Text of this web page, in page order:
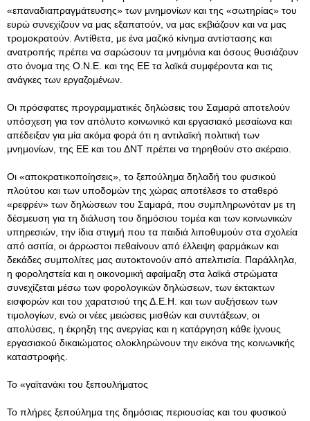
«επαναδιαπραγμάτευσης» των μνημονίων και της «σωτηρίας» του
ευρώ συνεχίζουν να μας εξαπατούν, να μας εκβιάζουν και να μας
τρομοκρατούν. Αντίθετα, με ένα μαζικό κίνημα αντίστασης και
ανατροπής πρέπει να σαρώσουν τα μνημόνια και όσους θυσιάζουν
στο όνομα της Ο.Ν.Ε. και της ΕΕ τα λαϊκά συμφέροντα και τις
ανάγκες των εργαζομένων.
Οι πρόσφατες προγραμματικές δηλώσεις του Σαμαρά αποτελούν
υπόσχεση για τον απόλυτο κοινωνικό και εργασιακό μεσαίωνα και
απέδειξαν για μία ακόμα φορά ότι η αντιλαϊκή πολιτική των
μνημονίων, της ΕΕ και του ΔΝΤ πρέπει να τηρηθούν στο ακέραιο.
Οι «αποκρατικοποίησεις», το ξεπούλημα δηλαδή του φυσικού
πλούτου και των υποδομών της χώρας αποτέλεσε το σταθερό
«ρεφρέν» των δηλώσεων του Σαμαρά, που συμπληρωνόταν με τη
δέσμευση για τη διάλυση του δημόσιου τομέα και των κοινωνικών
υπηρεσιών, την ίδια στιγμή που τα παιδιά λιποθυμούν στα σχολεία
από ασιτία, οι άρρωστοι πεθαίνουν από έλλειψη φαρμάκων και
δεκάδες συμπολίτες μας αυτοκτονούν από απελπισία. Παράλληλα,
η φοροληστεία και η οικονομική αφαίμαξη στα λαϊκά στρώματα
συνεχίζεται μέσω των φορολογικών δηλώσεων, των έκτακτων
εισφορών και του χαρατσιού της Δ.Ε.Η. και των αυξήσεων των
τιμολογίων, ενώ οι νέες μειώσεις μισθών και συντάξεων, οι
απολύσεις, η έκρηξη της ανεργίας και η κατάργηση κάθε ίχνους
εργασιακού δικαιώματος ολοκληρώνουν την εικόνα της κοινωνικής
καταστροφής.
Το «γαϊτανάκι του ξεπουλήματος
Το πλήρες ξεπούλημα της δημόσιας περιουσίας και του φυσικού